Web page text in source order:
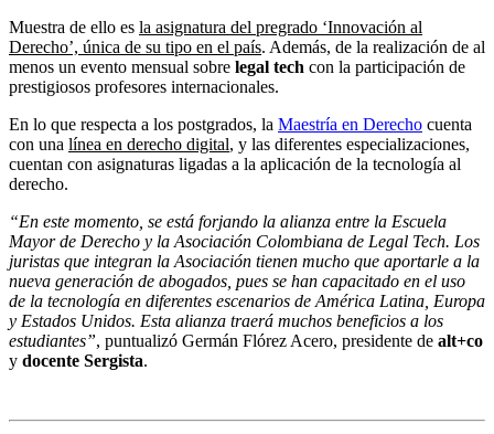
Muestra de ello es la asignatura del pregrado ‘Innovación al
Derecho’, única de su tipo en el país. Además, de la realización de al
menos un evento mensual sobre legal tech con la participación de
prestigiosos profesores internacionales.
En lo que respecta a los postgrados, la Maestría en Derecho cuenta
con una línea en derecho digital, y las diferentes especializaciones,
cuentan con asignaturas ligadas a la aplicación de la tecnología al
derecho.
“En este momento, se está forjando la alianza entre la Escuela
Mayor de Derecho y la Asociación Colombiana de Legal Tech. Los
juristas que integran la Asociación tienen mucho que aportarle a la
nueva generación de abogados, pues se han capacitado en el uso
de la tecnología en diferentes escenarios de América Latina, Europa
y Estados Unidos. Esta alianza traerá muchos beneficios a los
estudiantes”, puntualizó Germán Flórez Acero, presidente de alt+co
y docente Sergista.